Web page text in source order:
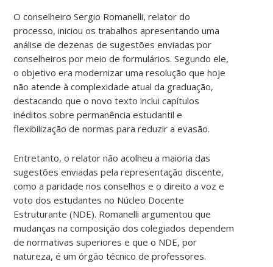
O conselheiro Sergio Romanelli, relator do
processo, iniciou os trabalhos apresentando uma
análise de dezenas de sugestões enviadas por
conselheiros por meio de formulários. Segundo ele,
o objetivo era modernizar uma resolução que hoje
não atende à complexidade atual da graduação,
destacando que o novo texto inclui capítulos
inéditos sobre permanência estudantil e
flexibilização de normas para reduzir a evasão.
Entretanto, o relator não acolheu a maioria das
sugestões enviadas pela representação discente,
como a paridade nos conselhos e o direito a voz e
voto dos estudantes no Núcleo Docente
Estruturante (NDE). Romanelli argumentou que
mudanças na composição dos colegiados dependem
de normativas superiores e que o NDE, por
natureza, é um órgão técnico de professores.